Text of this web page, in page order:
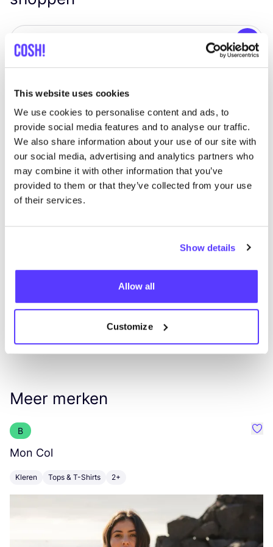
This website uses cookies
We use cookies to personalise content and ads, to
provide social media features and to analyse our traffic.
We also share information about your use of our site with
our social media, advertising and analytics partners who
may combine it with other information that you’ve
provided to them or that they’ve collected from your use
of their services.
Show details
Allow all
Customize
Zoek
We hebben geen resultaten gevonden voor uw
zoekcriteria.
Toon alle winkels
Map
Meer merken
B
Mon Col
Kleren Tops & T-Shirts 2+